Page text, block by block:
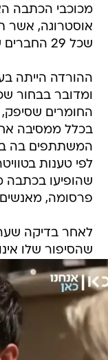
מכוכבי הכתבה
אוסטרוגה, אשר
שכל 29 החברים שלו מתו ורק הוא שרד".
ההורדה הייתה
ומדובר בבחור
החומרים שסיפק,
המשתתפים בה
לפי טענות
שהופיעו בכתבה
פרסומה,
שהסיפור שלו אינו